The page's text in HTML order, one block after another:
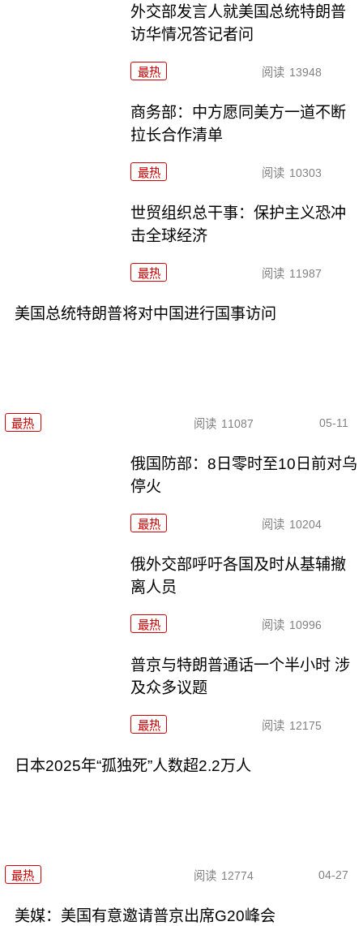
外交部发言人就美国总统特朗普
访华情况答记者问
最热 阅读 13948
商务部：中方愿同美方一道不断
拉长合作清单
最热 阅读 10303
世贸组织总干事：保护主义恐冲
击全球经济
最热 阅读 11987
美国总统特朗普将对中国进行国事访问
最热 阅读 11087 05-11
俄国防部：8日零时至10日前对乌
停火
最热 阅读 10204
俄外交部呼吁各国及时从基辅撤
离人员
最热 阅读 10996
普京与特朗普通话一个半小时 涉
及众多议题
最热 阅读 12175
日本2025年“孤独死”人数超2.2万人
最热 阅读 12774 04-27
美媒：美国有意邀请普京出席G20峰会